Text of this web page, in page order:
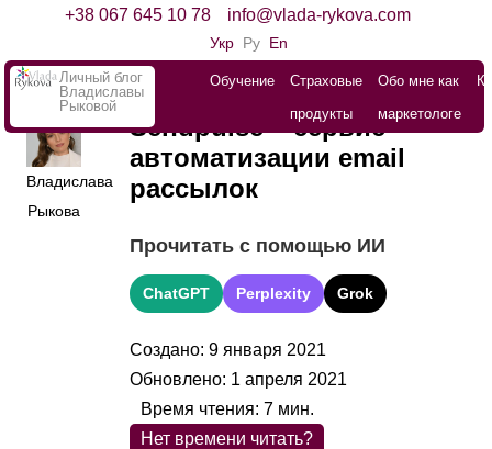
+38 067 645 10 78 info@vlada-rykova.com
Укр Ру En
Личный блог
Владиславы
Рыковой
Обучение
Страховые
продукты
Обо мне как
маркетологе
Владислава
Рыкова
Sendpulse – сервис
автоматизации email
рассылок
Прочитать с помощью ИИ
ChatGPT Perplexity Grok
Создано: 9 января 2021
Обновлено: 1 апреля 2021
Нет времени читать?
Время чтения:7 мин.